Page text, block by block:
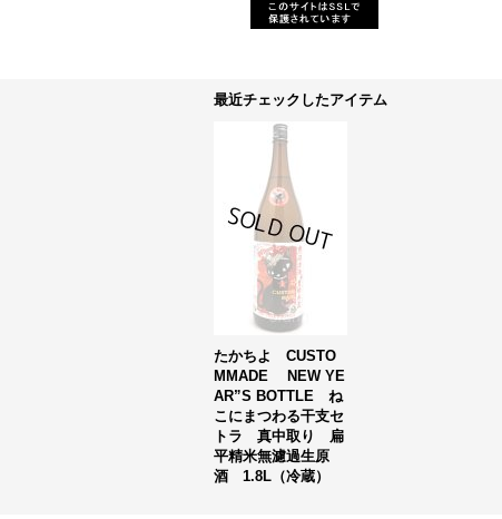
最近チェックしたアイテム
たかちよ CUSTO
MMADE NEW YE
AR”S BOTTLE ね
こにまつわる干支セ
トラ 真中取り 扁
平精米無濾過生原
酒 1.8L（冷蔵）